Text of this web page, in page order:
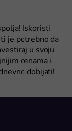
Iskoristi
je potrebno da
u svoju
cenama i
dobijati!